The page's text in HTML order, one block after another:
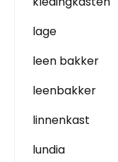
lage
leen bakker
leenbakker
linnenkast
lundia